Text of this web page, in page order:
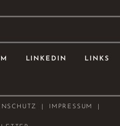
IMPRESSUM
LINKEDIN LINKS